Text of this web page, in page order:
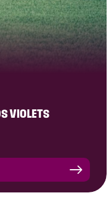
VIOLETS